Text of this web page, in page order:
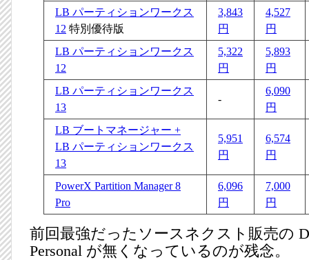
LB パーティションワークス
12 特別優待版
3,843
円
4,527
円
LB パーティションワークス
12
5,322
円
5,893
円
LB パーティションワークス
13
-
6,090
円
LB ブートマネージャー +
LB パーティションワークス
13
5,951
円
6,574
円
PowerX Partition Manager 8
Pro
6,096
円
7,000
円
前回最強だったソースネクスト販売の
Personal が無くなっているのが残念。